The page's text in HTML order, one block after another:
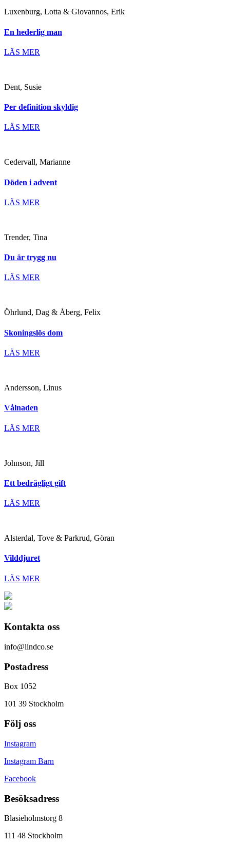
Luxenburg, Lotta & Giovannos, Erik
En hederlig man
LÄS MER
Dent, Susie
Per definition skyldig
LÄS MER
Cedervall, Marianne
Döden i advent
LÄS MER
Trender, Tina
Du är trygg nu
LÄS MER
Öhrlund, Dag & Åberg, Felix
Skoningslös dom
LÄS MER
Andersson, Linus
Vålnaden
LÄS MER
Johnson, Jill
Ett bedrägligt gift
LÄS MER
Alsterdal, Tove & Parkrud, Göran
Vilddjuret
LÄS MER
Kontakta oss
info@lindco.se
Postadress
Box 1052
101 39 Stockholm
Följ oss
Instagram
Instagram Barn
Facebook
Besöksadress
Blasieholmstorg 8
111 48 Stockholm